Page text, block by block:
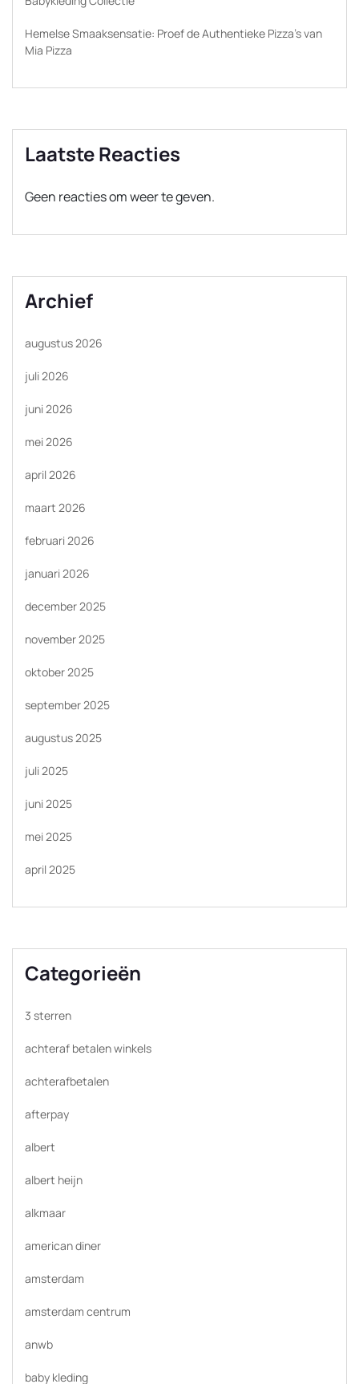
Hemelse Smaaksensatie: Proef de Authentieke Pizza’s van
Mia Pizza
Laatste Reacties
Geen reacties om weer te geven.
Archief
augustus 2026
juli 2026
juni 2026
mei 2026
april 2026
maart 2026
februari 2026
januari 2026
december 2025
november 2025
oktober 2025
september 2025
augustus 2025
juli 2025
juni 2025
mei 2025
april 2025
Categorieën
3 sterren
achteraf betalen winkels
achterafbetalen
afterpay
albert
albert heijn
alkmaar
american diner
amsterdam
amsterdam centrum
anwb
baby kleding